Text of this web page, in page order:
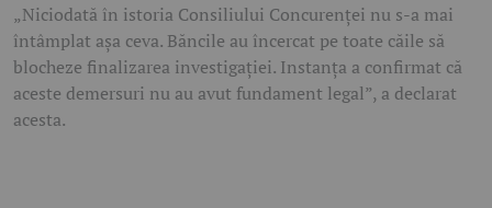
„Niciodată în istoria Consiliului Concurenței nu s-a mai
întâmplat așa ceva. Băncile au încercat pe toate căile să
blocheze finalizarea investigației. Instanța a confirmat că
aceste demersuri nu au avut fundament legal”, a declarat
acesta.